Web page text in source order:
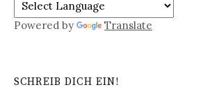
Powered by Translate
SCHREIB DICH EIN!